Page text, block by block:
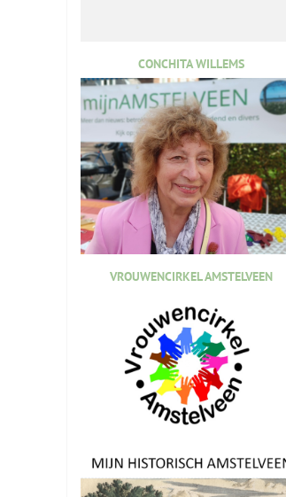
CONCHITA WILLEMS
VROUWENCIRKEL AMSTELVEEN